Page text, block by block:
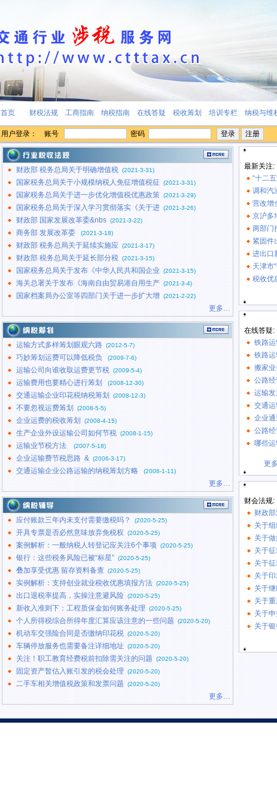
首页 财税法规 工商指南 纳税指南 在线答疑 税收筹划 培训专栏 纳税与维
用户登录： 账号 密码
财政部 税务总局关于明确增值税 (2021-3-31)
国家税务总局关于小规模纳税人免征增值税征 (2021-3-31)
国家税务总局关于进一步优化增值税优惠政策 (2021-3-29)
国家税务总局关于深入学习贯彻落实《关于进 (2021-3-26)
财政部 国家发展改革委&nbs (2021-3-22)
商务部 发展改革委 (2021-3-18)
财政部 税务总局关于延续实施应 (2021-3-17)
财政部 税务总局关于延长部分税 (2021-3-15)
国家税务总局关于发布《中华人民共和国企业 (2021-3-15)
海关总署关于发布《海南自由贸易港自用生产 (2021-3-4)
国家档案局办公室等四部门关于进一步扩大增 (2021-2-22)
更多…
运输方式多样筹划眼观六路 (2012-5-7)
巧妙筹划运费可以降低税负 (2009-7-6)
运输公司向谁收取运费更节税 (2009-5-4)
运输费用也要精心进行筹划 (2008-12-30)
交通运输企业印花税纳税筹划 (2008-12-3)
不要忽视运费筹划 (2008-5-5)
企业运费的税收筹划 (2008-4-15)
生产企业外设运输公司如何节税 (2008-1-15)
运输业节税方法 (2007-5-18)
企业运输费节税思路 & (2006-3-17)
交通运输企业公路运输的纳税筹划方略 (2006-1-11)
更多…
应付账款三年内未支付需要缴税吗？ (2020-5-25)
开具专票是否必然意味放弃免税权 (2020-5-25)
案例解析：一般纳税人转登记应关注6个事项 (2020-5-25)
银行：这些税务风险已被“标星” (2020-5-25)
叠加享受优惠 留存资料备查 (2020-5-25)
实例解析：支持创业就业税收优惠填报方法 (2020-5-25)
出口退税率提高，实操注意避风险 (2020-5-25)
新收入准则下：工程质保金如何账务处理 (2020-5-25)
个人所得税综合所得年度汇算应该注意的一些问题 (2020-5-20)
机动车交强险合同是否缴纳印花税 (2020-5-20)
车辆停放服务也需要备注详细地址 (2020-5-20)
关注！职工教育经费税前扣除需关注的问题 (2020-5-20)
固定资产暂估入账引发的税会处理 (2020-5-20)
二手车相关增值税政策和发票问题 (2020-5-20)
更多…
最新关注:
“十二
调和汽
营改增
京沪多
两部门
紧固件
进出口
天津市
税收优
在线答疑:
铁路
铁路
搬家
公路
运输
交通
企业
公路
哪些
更
财会法规:
财政
关于
关于
关于
关于
关于
关于
关于
关于
关于